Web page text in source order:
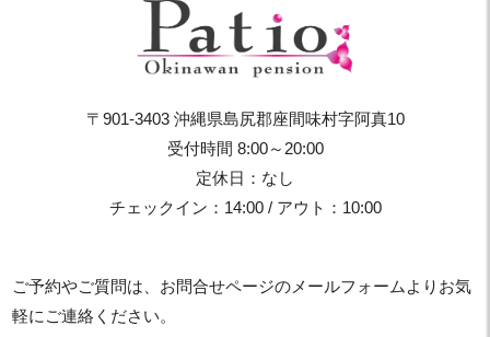
〒901-3403 沖縄県島尻郡座間味村字阿真10
受付時間 8:00～20:00
定休日：なし
チェックイン：14:00 / アウト：10:00
ご予約やご質問は、お問合せページのメールフォームよりお気
軽にご連絡ください。